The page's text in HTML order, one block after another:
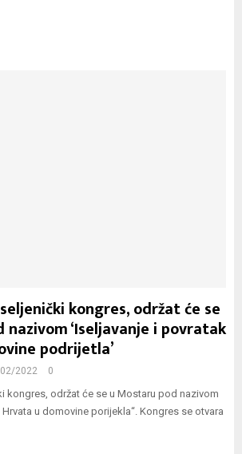
kongres, održat će se
‘Iseljavanje i povratak
podrijetla’
2022 0
kongres, održat će se u Mostaru pod nazivom
u domovine porijekla“. Kongres se otvara